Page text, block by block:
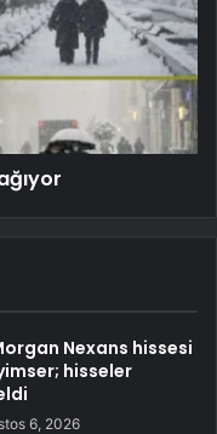
Nexans hissesi
hisseler
6, 2026